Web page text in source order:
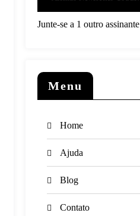
Junte-se a 1 outro assinante
Menu
Home
Ajuda
Blog
Contato